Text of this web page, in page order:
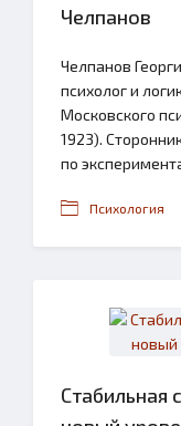
Челпанов
Челпанов
психолог и
Московского
1923).
по
Психология
Стабильная